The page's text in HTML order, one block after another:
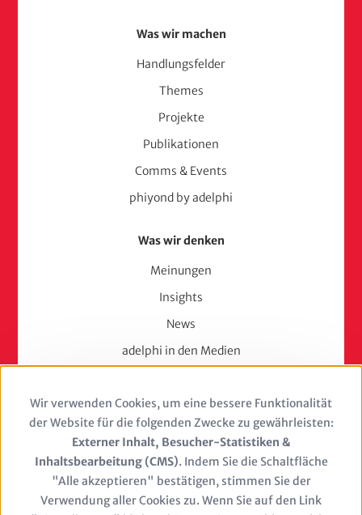
Was wir machen
Handlungsfelder
Themes
Projekte
Publikationen
Comms & Events
phiyond by adelphi
Was wir denken
Meinungen
Insights
News
adelphi in den Medien
Karriere
Berufserfahrene
Berufseinsteiger & Trainees
Studierende
Use
of
personal
Wir verwenden Cookies, um eine bessere Funktionalität
der Website für die folgenden Zwecke zu gewährleisten:
Externer Inhalt, Besucher-Statistiken &
Inhaltsbearbeitung (CMS). Indem Sie die Schaltfläche
"Alle akzeptieren" bestätigen, stimmen Sie der
Verwendung aller Cookies zu. Wenn Sie auf den Link